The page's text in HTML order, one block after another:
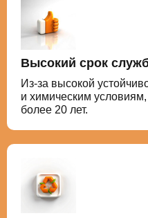
Высокий срок
Из-за высокой
и химическим
более 20 лет.